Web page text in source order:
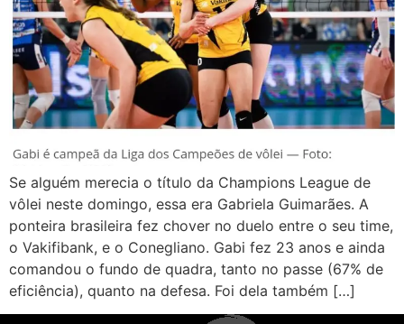
Se alguém merecia o título da Champions League de
vôlei neste domingo, essa era Gabriela Guimarães. A
ponteira brasileira fez chover no duelo entre o seu time,
o Vakifibank, e o Conegliano. Gabi fez 23 anos e ainda
comandou o fundo de quadra, tanto no passe (67% de
eficiência), quanto na defesa. Foi dela também […]